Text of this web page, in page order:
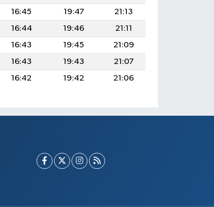
16:45 19:47
21:13
16:44 19:46
21:11
16:43 19:45
21:09
16:43 19:43
21:07
16:42 19:42 21:06